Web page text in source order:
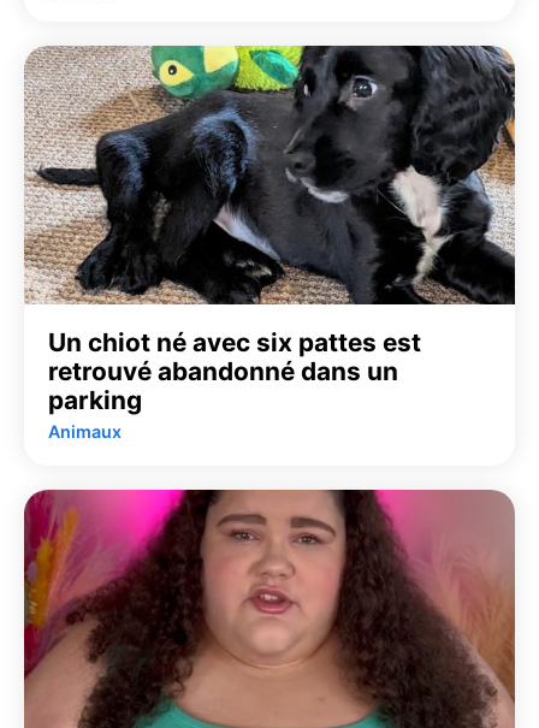
Un chiot né avec six pattes est
retrouvé abandonné dans un
parking
Animaux